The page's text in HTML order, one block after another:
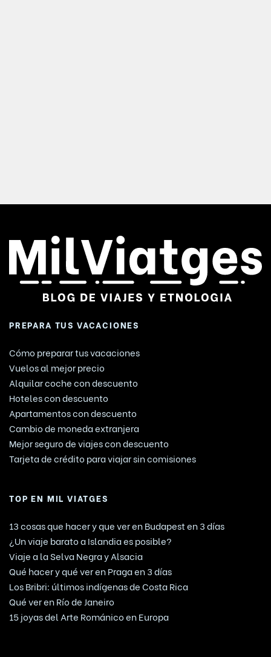
PREPARA TUS VACACIONES
Cómo preparar tus vacaciones
Vuelos al mejor precio
Alquilar coche con descuento
Hoteles con descuento
Apartamentos con descuento
Cambio de moneda extranjera
Mejor seguro de viajes con descuento
Tarjeta de crédito para viajar sin comisiones
TOP EN MIL VIATGES
13 cosas que hacer y que ver en Budapest en 3 días
¿Un viaje barato a Islandia es posible?
Viaje a la Selva Negra y Alsacia
Qué hacer y qué ver en Praga en 3 días
Los Bribri: últimos indígenas de Costa Rica
Qué ver en Río de Janeiro
15 joyas del Arte Románico en Europa